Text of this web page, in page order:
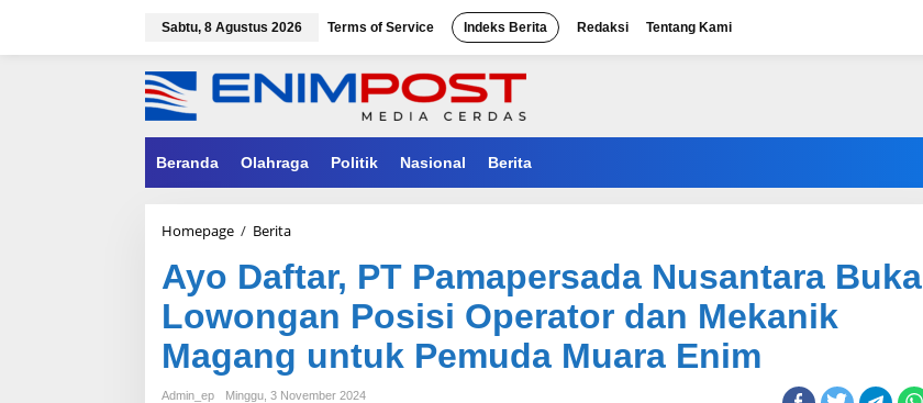
Sabtu, 8 Agustus 2026 Terms of Service Indeks Berita Redaksi Tentang Kami
Beranda Olahraga Politik Nasional Berita
Homepage / BeritaAyo
PT
Pamapersada
Nusantara
Buka
Lowongan
Posisi
Operator
Ayo Daftar, PT Pamapersada Nusantara Buka
Lowongan Posisi Operator dan Mekanik
Magang untuk Pemuda Muara Enim
Admin_ep
Minggu, 3 November 2024